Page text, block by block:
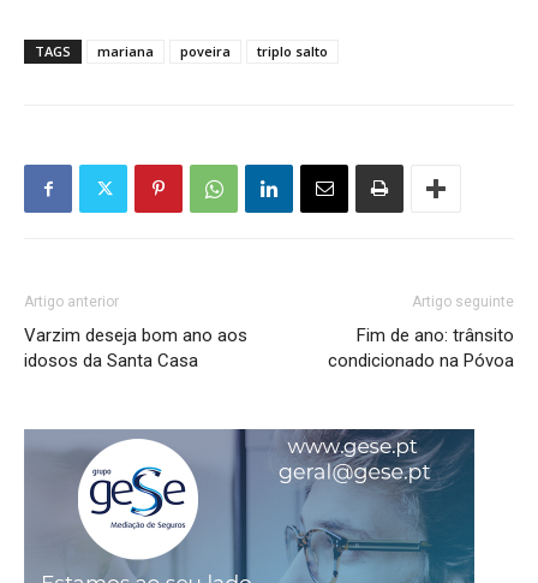
TAGS mariana poveira triplo salto
Artigo anterior
Varzim deseja bom ano aos
idosos da Santa Casa
Artigo seguinte
Fim de ano: trânsito
condicionado na Póvoa